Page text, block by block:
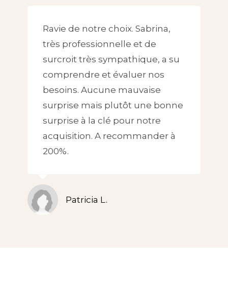
Ravie de notre choix. Sabrina,
très professionnelle et de
surcroit très sympathique, a su
comprendre et évaluer nos
besoins. Aucune mauvaise
surprise mais plutôt une bonne
surprise à la clé pour notre
acquisition. A recommander à
200%.
Patricia L.